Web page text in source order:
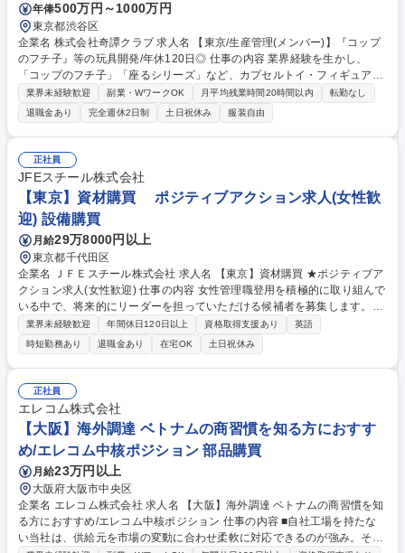
年俸500万円～1000万円
東京都渋谷区
企業名 株式会社奇譚クラブ 求人名 【東京/生産管理(メンバー)】『コップ
のフチ子』等の玩具開発/年休120日◎ 仕事の内容 業界経験を生かし、
「コップのフチ子」「座るシリーズ」など、カプセルトイ・フィギュア商
品の企画開発を手掛ける当社にて、生産管理・品質管理業務をお任せしま
す。中国工場との連携をしながら生産スケジュール 管理および量産時の品
質管理を中心にご担当いただきます。【業務詳細】■生産スケジュールの
作成および工程管理 ■中国工場との納期・仕様・品質に関する調整／交渉
■受発注に伴う工場との各種調整・確認業務 ■量産時の品質管理・改善対
応 ※毎月10商品以上を継続的にリリースしており、複数商品を並行して
進行いただきます。 ※出荷日確定後の工場とのやり取りや各種調整業務
は、営業アシスタントへ引き継ぎとなります。 募集職種 【東京/生産管理
(メンバー)】『コップのフチ子』等の玩具開発/年休120日◎
業界未経験歓迎 副業・WワークOK 月平均残業時間20時間以内
転勤なし
退職金あり
完全週休2日制 土日祝休み 服装自由
正社員
JFEスチール株式会社
【東京】資材購買 ポジティブアクション求人(女性歓
迎) 設備購買
月給29万8000円以上
東京都千代田区
企業名 ＪＦＥスチール株式会社 求人名 【東京】資材購買 ★ポジティブア
クション求人(女性歓迎) 仕事の内容 女性管理職登用を積極的に取り組んで
いる中で、将来的にリーダーを担っていただける候補者を募集します。主
に鉄鋼製品の生産に必要な資材品や生産設備の機械、制御装置、工事の購
買業務をお任せいたします。 ■購買を行う際の取引先に対する窓口とな
り、主に契約に関わる業務（見積照会先の選定、見積照会、折衝、契約）
を行い、生産活動に必要となる資機材や工事の調達を実施いただきます。
※当社の一般的な購買フローについては以下をご覧ください。 https://ww
w.jfe-steel.co.jp/company/purchase_policy/flow.html 募集職種 【東京】資
材購買 ★ポジティブアクション求人(女性歓迎)
業界未経験歓迎 年間休日120日以上 資格取得支援あり
英語
時短勤務あり
退職金あり 在宅OK 土日祝休み
正社員
エレコム株式会社
【大阪】海外調達 ベトナムの商習慣を知る方におすす
め/エレコム中核ポジション 部品購買
月給23万円以上
大阪府大阪市中央区
企業名 エレコム株式会社 求人名 【大阪】海外調達 ベトナムの商習慣を知
る方におすすめ/エレコム中核ポジション 仕事の内容 ■自社工場を持たな
い当社は、供給元を市場の変動に合わせ柔軟に対応できるのが強み。その